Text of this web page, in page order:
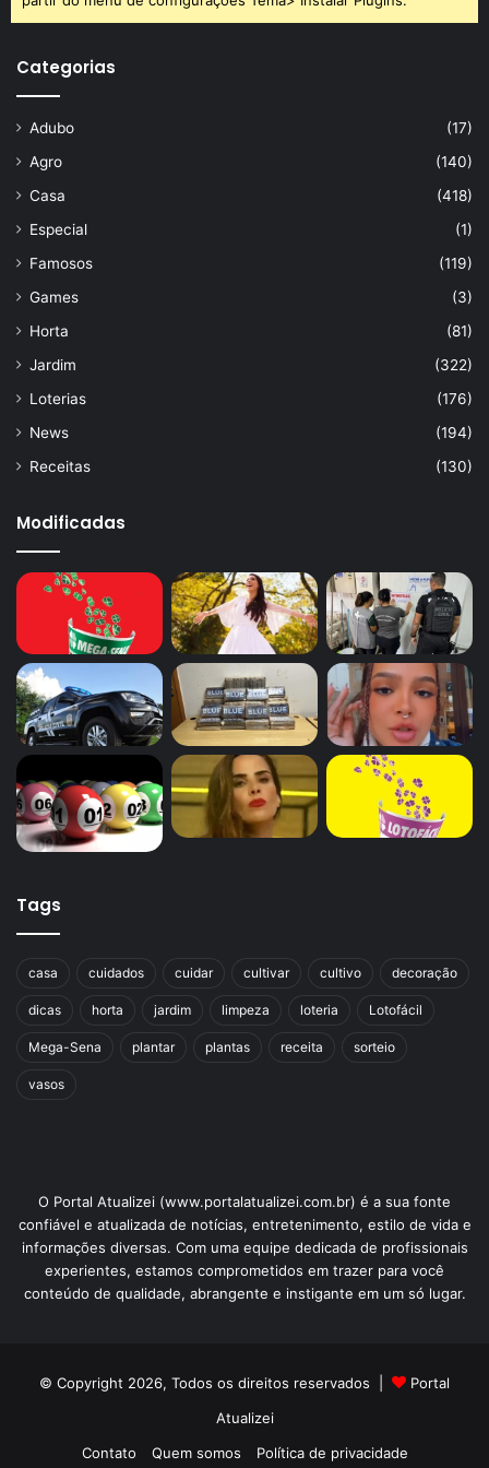
Como decorar uma mesa de Natal- Foto Canva Pro
As frutas não podem ficar de fora! Elas simbolizam a
cristais, panelas de barro ou porcelana, tecidos de linho
Considerações
Decorar a mesa de Nataltambém pode ser uma ótima
maneira de manter vivas as tradições natalinas e preservar
a memória das ceias de Natal passadas. Portanto, ao
decorar de maneiras diferentes a cada ano, você pode
criar recordações e memórias que serão lembradas e
valorizadas por muitos anos.
decorar mesa natal
Categorias
Adubo
(17)
Agro
(140)
Casa
(418)
Especial
(1)
Famosos
(119)
Games
(3)
Horta
(81)
Jardim
(322)
Loterias
(176)
News
(194)
Receitas
(130)
Modificadas
Tags
casa cuidados cuidar cultivar cultivo decoração
dicas horta jardim limpeza loteria Lotofácil
Mega-Sena plantar plantas receita sorteio
vasos
O Portal Atualizei (www.portalatualizei.com.br) é a sua fonte
confiável e atualizada de notícias, entretenimento, estilo de vida e
informações diversas. Com uma equipe dedicada de profissionais
experientes, estamos comprometidos em trazer para você
conteúdo de qualidade, abrangente e instigante em um só lugar.
© Copyright 2026, Todos os direitos reservados |
Portal
Atualizei
Contato
Quem somos Política de privacidade